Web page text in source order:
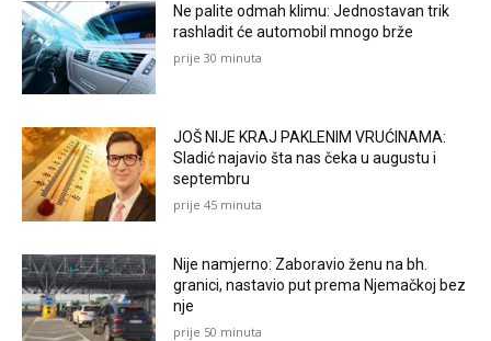
Ne palite odmah klimu: Jednostavan trik
rashladit će automobil mnogo brže
prije 30 minuta
JOŠ NIJE KRAJ PAKLENIM VRUĆINAMA:
Sladić najavio šta nas čeka u augustu i
septembru
prije 45 minuta
Nije namjerno: Zaboravio ženu na bh.
granici, nastavio put prema Njemačkoj bez
nje
prije 50 minuta